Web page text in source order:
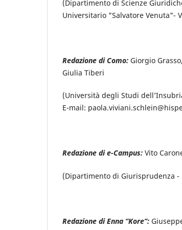
(Dipartimento di Scienze
Universitario "Salvatore Venuta"-
Redazione di Como: Giorgio
Giulia Tiberi
(Università degli Studi
E-mail: paola.viviani
Redazione di e-Campus: Vito
(Dipartimento di Giurisprudenza
Redazione di Enna “Kore”: